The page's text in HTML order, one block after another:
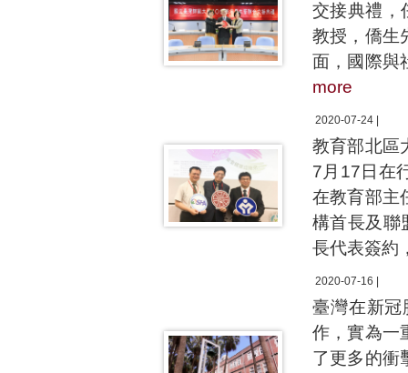
交接典禮，
教授，僑生
面，國際與
more
2020-07-24 |
教育部北區
7月17日在
在教育部主
構首長及聯
長代表簽約
2020-07-16 |
臺灣在新冠
作，實為一
了更多的衝